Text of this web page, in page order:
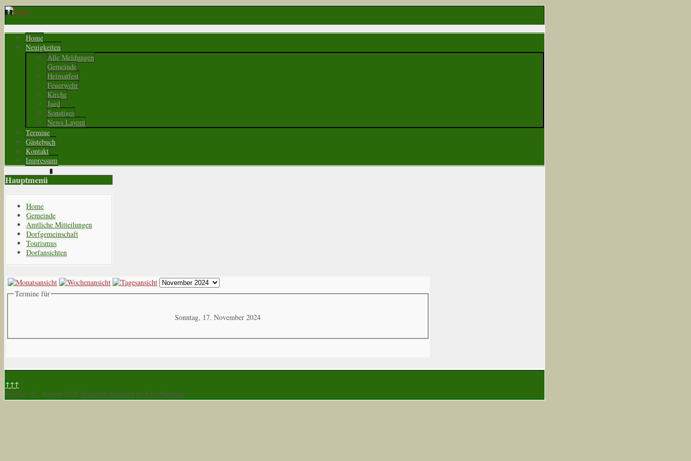
Home
Neuigkeiten
Alle Meldungen
Gemeinde
Heimatfest
Feuerwehr
Kirche
Jagd
Sonstiges
News Layout
Termine
Gästebuch
Kontakt
Impressum
Hauptmenü
Home
Gemeinde
Amtliche Mitteilungen
Dorfgemeinschaft
Tourismus
Dorfansichten
Termine für
Sonntag, 17. November 2024
↑↑↑
Freitag, 07. August 2026 Template designed by LernVid.com